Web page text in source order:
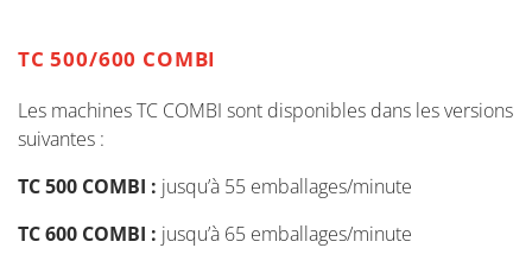
TC 500/600 COMBI
Les machines TC COMBI sont disponibles dans les versions
suivantes :
TC 500 COMBI : jusqu’à 55 emballages/minute
TC 600 COMBI : jusqu’à 65 emballages/minute